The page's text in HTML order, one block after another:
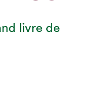
livre de